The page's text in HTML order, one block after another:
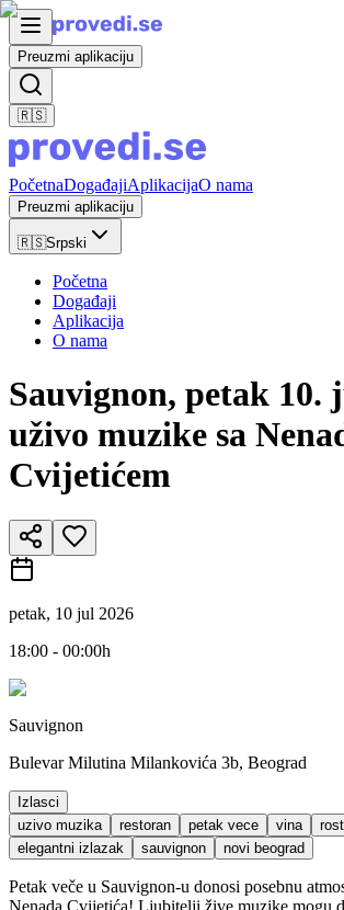
Preuzmi aplikaciju
🇷🇸
PočetnaDogađajiAplikacijaO nama
Preuzmi aplikaciju
🇷🇸Srpski
Početna
Događaji
Aplikacija
O nama
Sauvignon, petak 10.
uživo muzike sa
Cvijetićem
petak, 10 jul 2026
18:00 - 00:00h
Sauvignon
Bulevar Milutina Milankovića 3b, Beograd
Izlasci
uzivo muzika
restoran petak vece vina
elegantni izlazak
sauvignon novi beograd
Petak veče u Sauvignon-u donosi posebnu
Nenada Cvijetića! Ljubitelji žive muzike mogu